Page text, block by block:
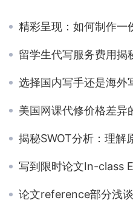
精彩呈现：如何制作一份优
留学生代写服务费用揭
选择国内写手还是海外写手
美国网课代修价格差异
揭秘SWOT分析：理解原理并
写到限时论文In-class
论文reference部分浅谈 留